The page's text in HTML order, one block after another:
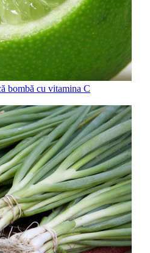
bombă cu vitamina C